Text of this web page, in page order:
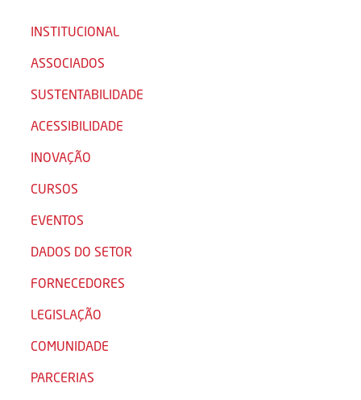
INSTITUCIONAL
ASSOCIADOS
SUSTENTABILIDADE
ACESSIBILIDADE
INOVAÇÃO
CURSOS
EVENTOS
DADOS DO SETOR
FORNECEDORES
LEGISLAÇÃO
COMUNIDADE
PARCERIAS